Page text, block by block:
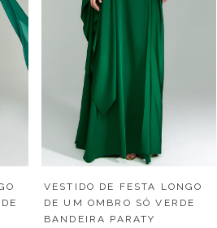
VESTIDO DE FESTA LONGO
DE UM OMBRO SÓ VERDE
BANDEIRA PARATY